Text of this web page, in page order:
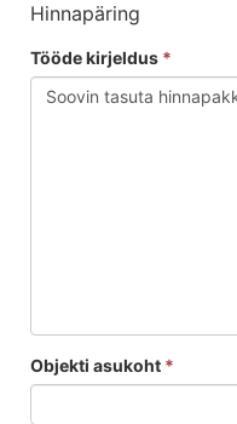
Hinnapäring
Tööde kirjeldus *
Objekti asukoht *